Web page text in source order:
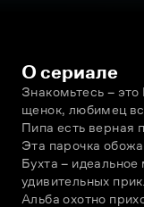
О сериале
Знакомьтесь –
щенок, любимец
Пипа есть верная
Эта парочка
Бухта –
удивительных
Альба охотно